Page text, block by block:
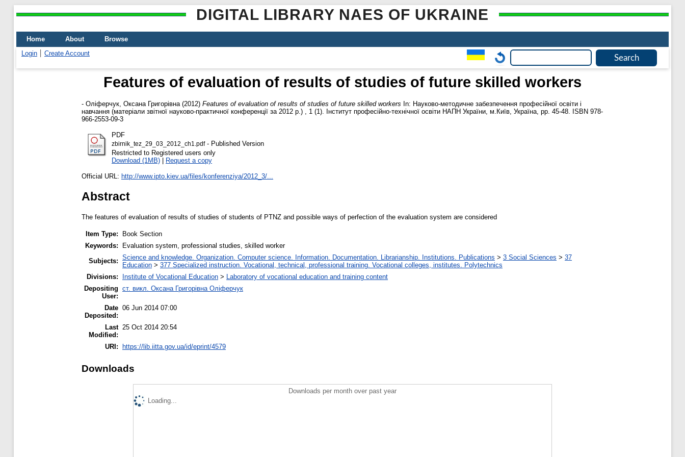
DIGITAL LIBRARY NAES OF UKRAINE
Home About
Browse
Login
Create Account
Features of evaluation of results of studies of future skilled workers
- Оліферчук, Оксана Григорівна (2012) Features of evaluation of results of studies of future skilled workers In: Науково-методичне забезпечення професійної освіти і
навчання (матеріали звітної науково-практичної конференції за 2012 р.) , 1 (1). Інститут професійно-технічної освіти НАПН України, м.Київ, Україна, pp. 45-48. ISBN 978-
966-2553-09-3
PDF
zbirnik_tez_29_03_2012_ch1.pdf- Published Version
Restricted to Registered users only
Download (1MB) | Request a copy
Official URL: http://www.ipto.kiev.ua/files/konferenziya/2012_3/...
Abstract
The features of evaluation of results of studies of students of PTNZ and possible ways of perfection of the evaluation system are considered
Item Type:
Book Section
Keywords:
Evaluation system, professional studies, skilled worker
Subjects: Science and knowledge. Organization. Computer science. Information. Documentation. Librarianship. Institutions. Publications > 3 Social Sciences > 37
Education > 377 Specialized instruction. Vocational, technical, professional training. Vocational colleges, institutes. Polytechnics
Divisions:
Institute of Vocational Education > Laboratory of vocational education and training content
Depositing
User:
ст. викл. Оксана Григорівна Оліферчук
Date
Deposited:
06 Jun 2014 07:00
Last
Modified:
25 Oct 2014 20:54
URI: https://lib.iitta.gov.ua/id/eprint/4579
Downloads
Downloads per month over past year
Loading...